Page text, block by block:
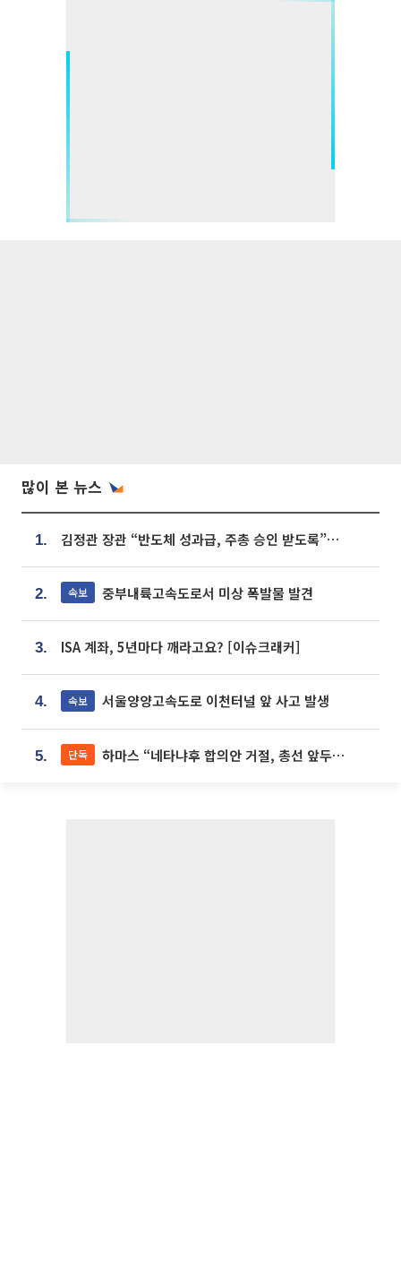
많이 본 뉴스
1. 김정관 장관 “반도체 성과급, 주총 승인 받도록”…상법·자본시장법 개정 시사
2. 속보 중부내륙고속도로서 미상 폭발물 발견
3. ISA 계좌, 5년마다 깨라고요? [이슈크래커]
4. 속보 서울양양고속도로 이천터널 앞 사고 발생
5. 단독 하마스 “네타냐후 합의안 거절, 총선 앞두고 시간 끌기”